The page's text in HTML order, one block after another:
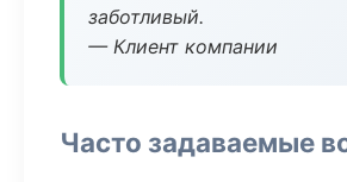
заботливый.
— Клиент компании
Часто задаваемые